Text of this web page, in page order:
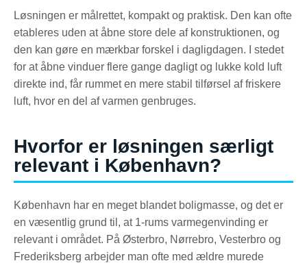
Løsningen er målrettet, kompakt og praktisk. Den kan ofte
etableres uden at åbne store dele af konstruktionen, og
den kan gøre en mærkbar forskel i dagligdagen. I stedet
for at åbne vinduer flere gange dagligt og lukke kold luft
direkte ind, får rummet en mere stabil tilførsel af friskere
luft, hvor en del af varmen genbruges.
Hvorfor er løsningen særligt
relevant i København?
København har en meget blandet boligmasse, og det er
en væsentlig grund til, at 1-rums varmegenvinding er
relevant i området. På Østerbro, Nørrebro, Vesterbro og
Frederiksberg arbejder man ofte med ældre murede